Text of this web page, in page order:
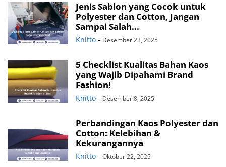
Jenis Sablon yang Cocok untuk
Polyester dan Cotton, Jangan
Sampai Salah...
Knitto - Desember 23, 2025
5 Checklist Kualitas Bahan Kaos
yang Wajib Dipahami Brand
Fashion!
Knitto - Desember 8, 2025
Perbandingan Kaos Polyester dan
Cotton: Kelebihan &
Kekurangannya
Knitto - Oktober 22, 2025